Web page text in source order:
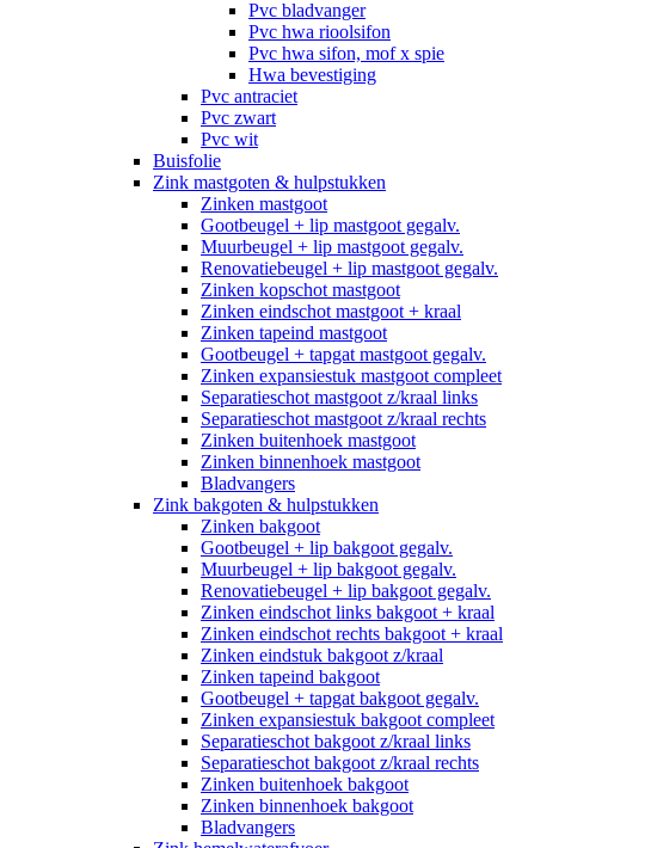
Pvc bladvanger
Pvc hwa rioolsifon
Pvc hwa sifon, mof x spie
Hwa bevestiging
Pvc antraciet
Pvc zwart
Pvc wit
Buisfolie
Zink mastgoten & hulpstukken
Zinken mastgoot
Gootbeugel + lip mastgoot gegalv.
Muurbeugel + lip mastgoot gegalv.
Renovatiebeugel + lip mastgoot gegalv.
Zinken kopschot mastgoot
Zinken eindschot mastgoot + kraal
Zinken tapeind mastgoot
Gootbeugel + tapgat mastgoot gegalv.
Zinken expansiestuk mastgoot compleet
Separatieschot mastgoot z/kraal links
Separatieschot mastgoot z/kraal rechts
Zinken buitenhoek mastgoot
Zinken binnenhoek mastgoot
Bladvangers
Zink bakgoten & hulpstukken
Zinken bakgoot
Gootbeugel + lip bakgoot gegalv.
Muurbeugel + lip bakgoot gegalv.
Renovatiebeugel + lip bakgoot gegalv.
Zinken eindschot links bakgoot + kraal
Zinken eindschot rechts bakgoot + kraal
Zinken eindstuk bakgoot z/kraal
Zinken tapeind bakgoot
Gootbeugel + tapgat bakgoot gegalv.
Zinken expansiestuk bakgoot compleet
Separatieschot bakgoot z/kraal links
Separatieschot bakgoot z/kraal rechts
Zinken buitenhoek bakgoot
Zinken binnenhoek bakgoot
Bladvangers